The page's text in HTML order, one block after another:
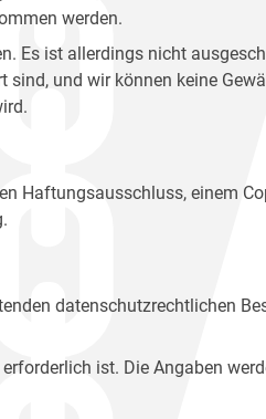
werden.
Es ist allerdings nicht
und wir können keine
Haftungsausschluss, einem
datenschutzrechtlichen
ist. Die Angaben